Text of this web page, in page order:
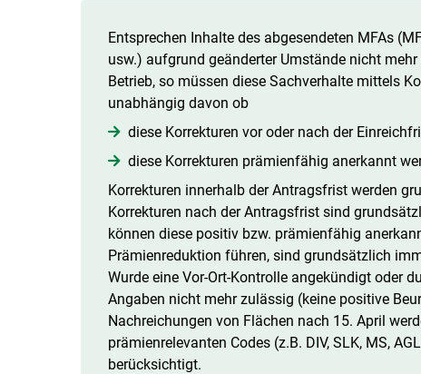
Entsprechen Inhalte des abgesendeten MFAs
usw.) aufgrund geänderter Umstände nicht
Betrieb, so müssen diese Sachverhalte mittels
unabhängig davon ob
diese Korrekturen vor oder nach der
diese Korrekturen prämienfähig anerkannt
Korrekturen innerhalb der Antragsfrist werden
Korrekturen nach der Antragsfrist sind
können diese positiv bzw. prämienfähig
Prämienreduktion führen, sind grundsätzlich
Wurde eine Vor-Ort-Kontrolle angekündigt oder
Angaben nicht mehr zulässig (keine positive
Nachreichungen von Flächen nach 15. April
prämienrelevanten Codes (z.B. DIV, SLK, MS,
berücksichtigt.